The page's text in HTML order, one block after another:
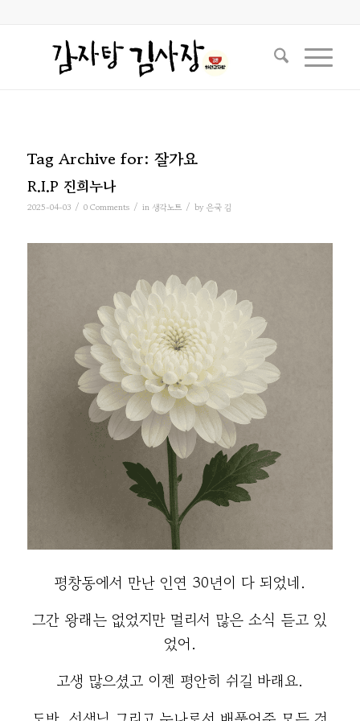
Tag Archive for: 잘가요
R.I.P 진희누나
2025-04-03 / 0 Comments / in 생각노트 / by 은국 김
평창동에서 만난 인연 30년이 다 되었네.
그간 왕래는 없었지만 멀리서 많은 소식 듣고 있
었어.
고생 많으셨고 이젠 평안히 쉬길 바래요.